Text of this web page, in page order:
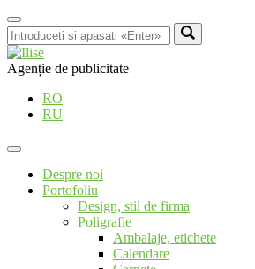
Agenție de publicitate
RO
RU
Despre noi
Portofoliu
Design, stil de firma
Poligrafie
Ambalaje, etichete
Calendare